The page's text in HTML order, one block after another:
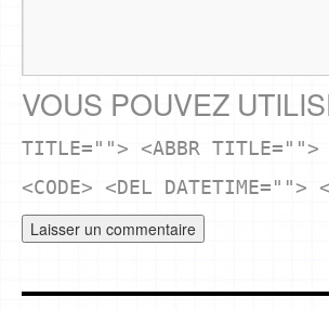
VOUS POUVEZ
TITLE=""> <ABBR TITLE="">
<CODE> <DEL DATETIME="">